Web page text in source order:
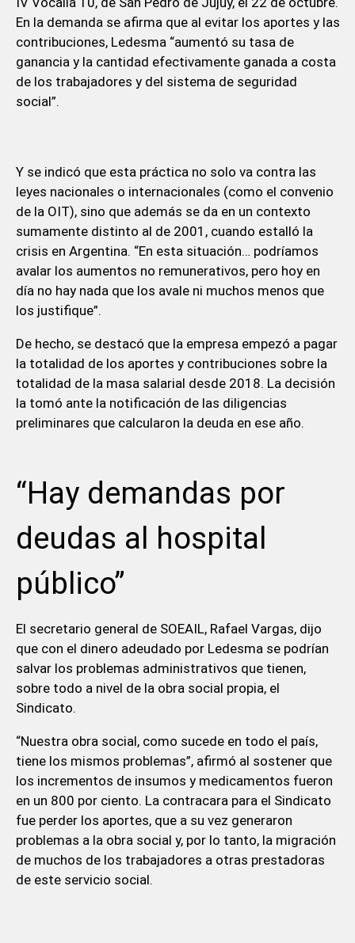
En la demanda se afirma que al evitar los aportes y las
contribuciones, Ledesma “aumentó su tasa de
ganancia y la cantidad efectivamente ganada a costa
de los trabajadores y del sistema de seguridad
social”.
Y se indicó que esta práctica no solo va contra las
leyes nacionales o internacionales (como el convenio
de la OIT), sino que además se da en un contexto
sumamente distinto al de 2001, cuando estalló la
crisis en Argentina. “En esta situación… podríamos
avalar los aumentos no remunerativos, pero hoy en
día no hay nada que los avale ni muchos menos que
los justifique”.
De hecho, se destacó que la empresa empezó a pagar
la totalidad de los aportes y contribuciones sobre la
totalidad de la masa salarial desde 2018. La decisión
la tomó ante la notificación de las diligencias
preliminares que calcularon la deuda en ese año.
“Hay demandas por
deudas al hospital
público”
El secretario general de SOEAIL, Rafael Vargas, dijo
que con el dinero adeudado por Ledesma se podrían
salvar los problemas administrativos que tienen,
sobre todo a nivel de la obra social propia, el
Sindicato.
“Nuestra obra social, como sucede en todo el país,
tiene los mismos problemas”, afirmó al sostener que
los incrementos de insumos y medicamentos fueron
en un 800 por ciento. La contracara para el Sindicato
fue perder los aportes, que a su vez generaron
problemas a la obra social y, por lo tanto, la migración
de muchos de los trabajadores a otras prestadoras
de este servicio social.